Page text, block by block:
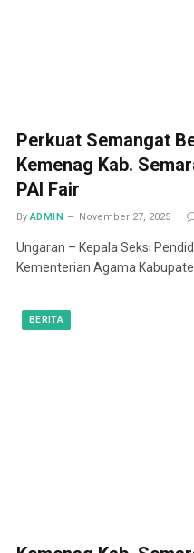
Perkuat Semangat
Kemenag Kab.
PAI Fair
By ADMIN November 27, 2025
Ungaran – Kepala Seksi
Kementerian Agama
BERITA